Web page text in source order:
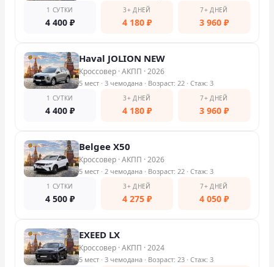
1 СУТКИ
4 400 ₽
3+ ДНЕЙ
4 180 ₽
7+ ДНЕЙ
3 960 ₽
Haval JOLION NEW
Кроссовер ·АКПП ·2026
5 мест · 3 чемодана · Возраст: 22 · Стаж: 3
1 СУТКИ
4 400 ₽
3+ ДНЕЙ
4 180 ₽
7+ ДНЕЙ
3 960 ₽
Belgee X50
Кроссовер ·АКПП ·2026
5 мест · 2 чемодана · Возраст: 22 · Стаж: 3
1 СУТКИ
4 500 ₽
3+ ДНЕЙ
4 275 ₽
7+ ДНЕЙ
4 050 ₽
EXEED LX
Кроссовер ·АКПП ·2024
5 мест · 3 чемодана · Возраст: 23 · Стаж: 3